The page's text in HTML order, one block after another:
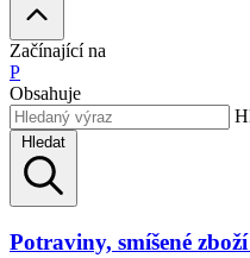
Začínající na
P
Obsahuje
Hledat
Potraviny, smíšené